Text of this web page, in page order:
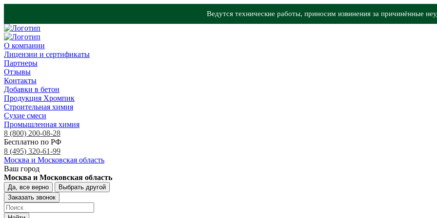
Ведутся технические работы, приносим извинения за причинённые
О компании
Лицензии и сертификаты
Партнеры
Отзывы
Контакты
Добавки в бетон
Продукция Хромпик
Строительная химия
Сухие смеси
Промышленная химия
8 (800) 200-08-28
Бесплатно по РФ
8 (495) 320-61-99
Москва и Московская область
Ваш город
Москва и Московская область
Да, все верно
Выбрать другой
Заказать звонок